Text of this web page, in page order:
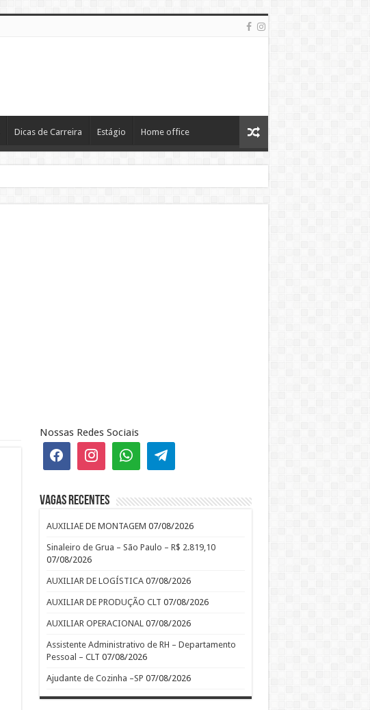
Dicas de Carreira Estágio Home office
Nossas Redes Sociais
Vagas recentes
AUXILIAE DE MONTAGEM 07/08/2026
Sinaleiro de Grua – São Paulo – R$ 2.819,10
07/08/2026
AUXILIAR DE LOGÍSTICA 07/08/2026
AUXILIAR DE PRODUÇÃO CLT 07/08/2026
AUXILIAR OPERACIONAL 07/08/2026
Assistente Administrativo de RH – Departamento
Pessoal – CLT 07/08/2026
Ajudante de Cozinha –SP 07/08/2026